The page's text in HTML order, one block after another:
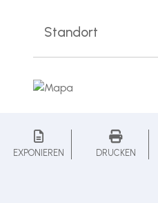
Standort
EXPONIEREN DRUCKEN